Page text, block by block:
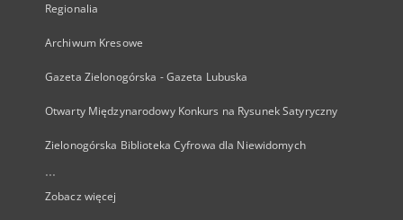
Regionalia
Archiwum Kresowe
Gazeta Zielonogórska - Gazeta Lubuska
Otwarty Międzynarodowy Konkurs na Rysunek Satyryczny
Zielonogórska Biblioteka Cyfrowa dla Niewidomych
...
Zobacz więcej